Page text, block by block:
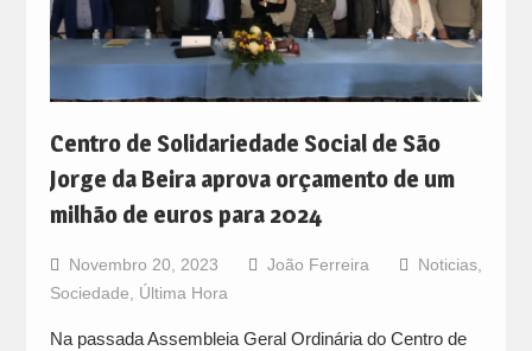
Centro de Solidariedade Social de São
Jorge da Beira aprova orçamento de um
milhão de euros para 2024
Novembro 20, 2023 João Ferreira Noticias,
Sociedade, Última Hora
Na passada Assembleia Geral Ordinária do Centro de